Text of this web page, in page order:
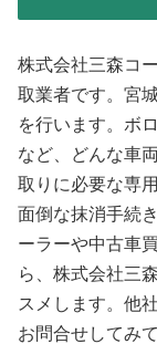
株式会社三森コ
取業者です。宮
を行います。ボ
など、どんな車
取りに必要な専
面倒な抹消手続
ーラーや中古車
ら、株式会社三
スメします。他
お問合せしてみ